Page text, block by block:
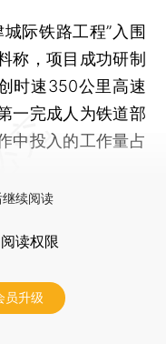
际铁路工程”入围
称，项目成功研制
时速350公里高速
一完成人为铁道部
中投入的工作量占
继续阅读
读权限
员升级